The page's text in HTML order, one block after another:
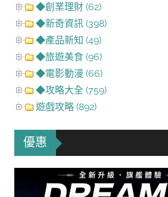
◆創業理財 (62)
◆新奇資訊 (398)
◆產品新知 (49)
◆旅遊美食 (96)
◆電影動漫 (66)
◆攻略大全 (759)
遊戲攻略 (892)
優惠